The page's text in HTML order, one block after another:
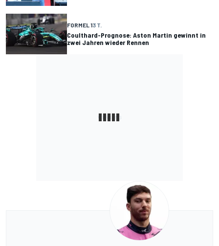
FORMEL 13 T.
Coulthard-Prognose: Aston Martin gewinnt in
zwei Jahren wieder Rennen